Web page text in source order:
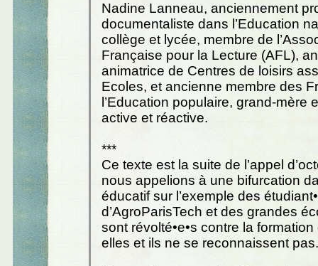
Nadine Lanneau, anciennement
documentaliste dans l’Education
collège et lycée, membre de
Française pour la Lecture (AFL),
animatrice de Centres de loisirs
Ecoles, et ancienne membre des
l’Education populaire, grand-mère
active et réactive.
***
Ce texte est la suite de l’appel
nous appelions à une bifurcation
éducatif sur l’exemple des
d’AgroParisTech et des grandes
sont révolté•e•s contre la
elles et ils ne se reconnaissent pas.